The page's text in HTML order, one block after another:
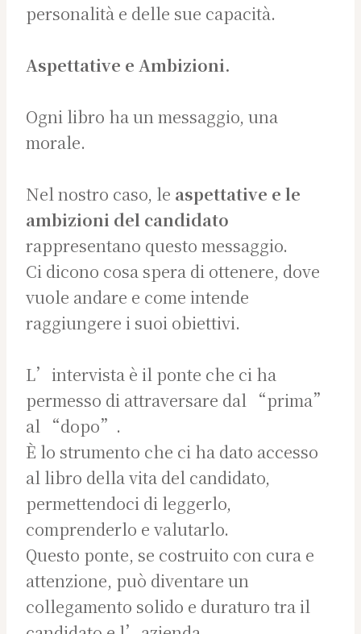
personalità e delle sue capacità.
Aspettative e Ambizioni.
Ogni libro ha un messaggio, una
morale.
Nel nostro caso, le aspettative e le
ambizioni del candidato
rappresentano questo messaggio.
Ci dicono cosa spera di ottenere, dove
vuole andare e come intende
raggiungere i suoi obiettivi.
L’intervista è il ponte che ci ha
permesso di attraversare dal “prima”
al “dopo”.
È lo strumento che ci ha dato accesso
al libro della vita del candidato,
permettendoci di leggerlo,
comprenderlo e valutarlo.
Questo ponte, se costruito con cura e
attenzione, può diventare un
collegamento solido e duraturo tra il